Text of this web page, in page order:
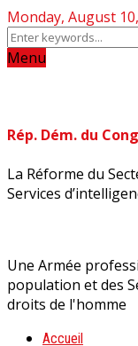
Monday, August
Menu
Rép. Dém. du
La Réforme du
Services
Une Armée
population et des
droits de l'homme
Accueil